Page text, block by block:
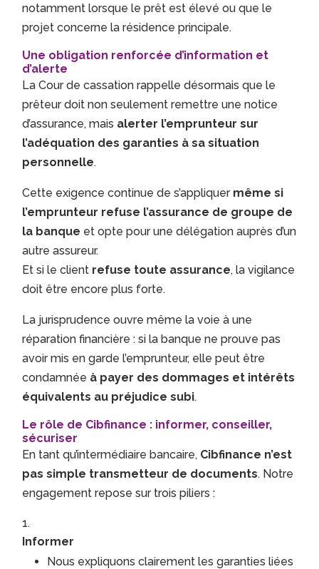
notamment lorsque le prêt est élevé ou que le
projet concerne la résidence principale.
Une obligation renforcée d’information et
d’alerte
La Cour de cassation rappelle désormais que le
prêteur doit non seulement remettre une notice
d’assurance, mais alerter l’emprunteur sur
l’adéquation des garanties à sa situation
personnelle.
Cette exigence continue de s’appliquer même si
l’emprunteur refuse l’assurance de groupe de
la banque et opte pour une délégation auprès d’un
autre assureur.
Et si le client refuse toute assurance, la vigilance
doit être encore plus forte.
La jurisprudence ouvre même la voie à une
réparation financière : si la banque ne prouve pas
avoir mis en garde l’emprunteur, elle peut être
condamnée à payer des dommages et intérêts
équivalents au préjudice subi.
Le rôle de Cibfinance : informer, conseiller,
sécuriser
En tant qu’intermédiaire bancaire, Cibfinance n’est
pas simple transmetteur de documents. Notre
engagement repose sur trois piliers :
Informer
Nous expliquons clairement les garanties liées